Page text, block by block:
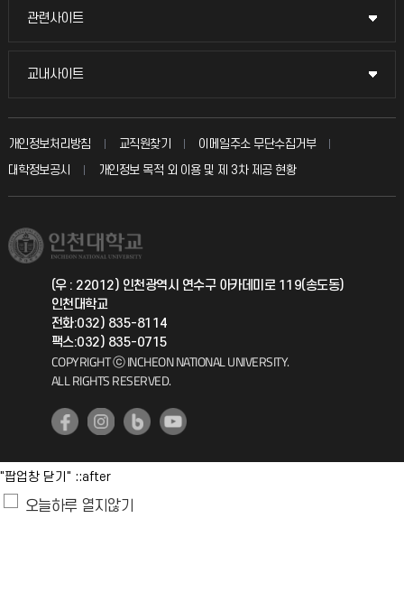
입학안내
취업정보(학생)
묻고 답하기
칭찬마당
학생서비스 지킴이
관련사이트
관련사이트
국방헬프콜
총동문회
교내사이트
교내사이트
교수회
교육혁신본부
국제지원과
공자아카데미
기초교육원
사회봉사센터
개인정보처리방침 교직원찾기
이메일주소 무단수집거부
대학정보공시
개인정보 목적 외 이용 및 제 3차 제공 현황
(우 : 22012) 인천광역시 연수구 아카데미로 119(송도동)
인천대학교
전화:032) 835-8114
팩스:032) 835-0715
COPYRIGHT ⓒ INCHEON NATIONAL UNIVERSITY.
ALL RIGHTS RESERVED.
"팝업창 닫기" ::after
오늘하루 열지않기